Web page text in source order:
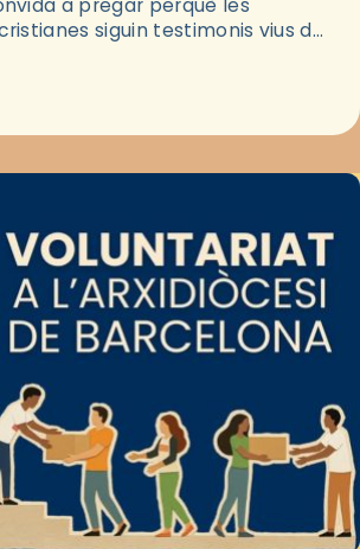
a pregar perquè les
siguin testimonis vius de